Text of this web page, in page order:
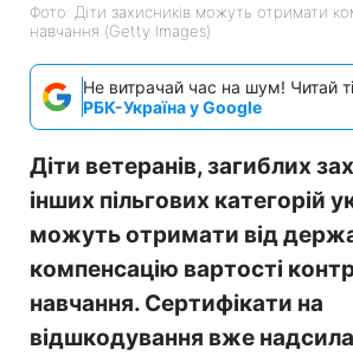
Фото: Діти захисників можуть отримати
навчання (Getty Images)
Не витрачай час на шум! Читай
РБК-Україна у Google
Діти ветеранів, загиблих
інших пільгових категорій
можуть отримати від
компенсацію вартості
навчання. Сертифікати на
відшкодування вже